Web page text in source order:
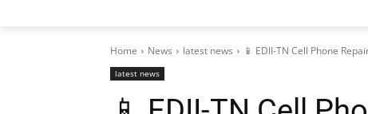
Home News latest news 📱 EDII-TN Cell Phone
latest news